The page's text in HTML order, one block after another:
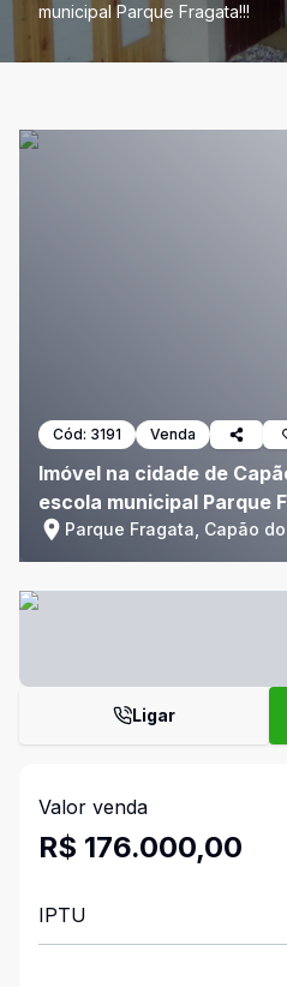
municipal Parque Fragata!!!
Cód: 3191 Venda
Imóvel na cidade de
escola municipal Parque
Parque Fragata, Capão
Ligar
Valor venda
R$ 176.000,00
IPTU